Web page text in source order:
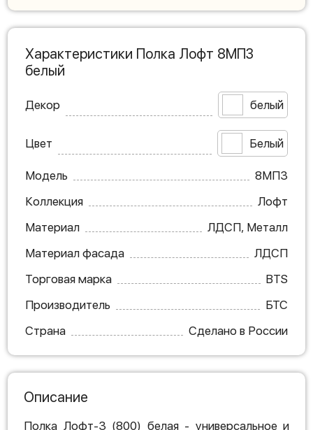
Характеристики Полка Лофт 8МП3
белый
Декор белый
Цвет Белый
Модель
8МП3
Коллекция
Лофт
Материал
ЛДСП, Металл
Материал фасада
ЛДСП
Торговая марка
BTS
Производитель
БТС
Страна
Сделано в России
Описание
Полка Лофт-3 (800) белая - универсальное и